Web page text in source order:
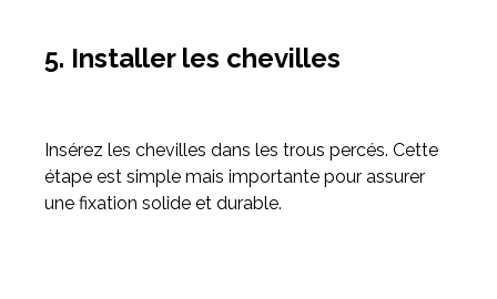
5. Installer les chevilles
Insérez les chevilles dans les trous percés. Cette
étape est simple mais importante pour assurer
une fixation solide et durable.